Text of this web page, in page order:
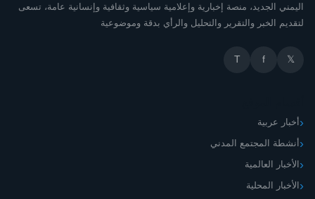
اليمني الجديد، منصة إخبارية وإعلامية سياسية وثقافية وإنسانية عامة، تسعى
لتقديم الخبر والتقرير والتحليل والرأي بدقة وموضوعية
𝕏
f
T
أخبار عربية
أنشطة المجتمع المدني
الأخبار العالمية
الأخبار المحلية